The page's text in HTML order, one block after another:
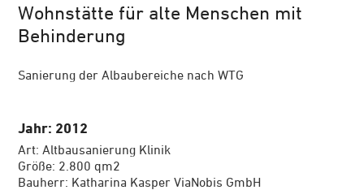
Wohnstätte für alte Menschen mit
Behinderung
Sanierung der Albaubereiche nach WTG
Jahr: 2012
Art: Altbausanierung Klinik
Größe: 2.800 qm2
Bauherr: Katharina Kasper ViaNobis GmbH